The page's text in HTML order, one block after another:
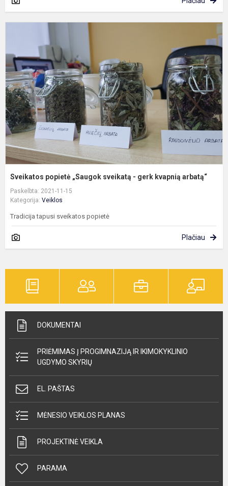
Sveikatos popietė „Saugok sveikatą - gerk kvapnią arbatą“
Paskelbta: 2021-11-15
Kategorija: Veiklos
Tradicija tapusi sveikatos popietė
Plačiau
DOKUMENTAI
PRIĖMIMAS Į PROGIMNAZIJĄ IR IKIMOKYKLINIO
UGDYMO SKYRIŲ
EL. PAŠTAS
MĖNESIO VEIKLOS PLANAS
PROJEKTINĖ VEIKLA
PARAMA